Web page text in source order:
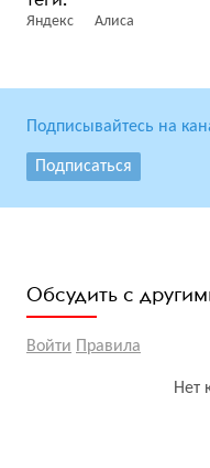
Яндекс Алиса
Подписывайтесь на
Подписаться
Обсудить с
Войти Правила
Нет